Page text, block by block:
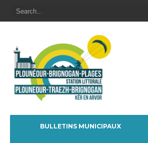
BULLETINS MUNICIPAUX